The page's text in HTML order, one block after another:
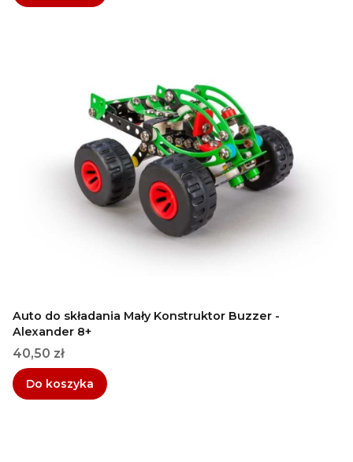
Auto do składania Mały Konstruktor Buzzer -
Alexander 8+
Cena
40,50 zł
Do koszyka